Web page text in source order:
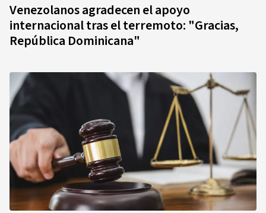
Venezolanos agradecen el apoyo
internacional tras el terremoto: "Gracias,
República Dominicana"